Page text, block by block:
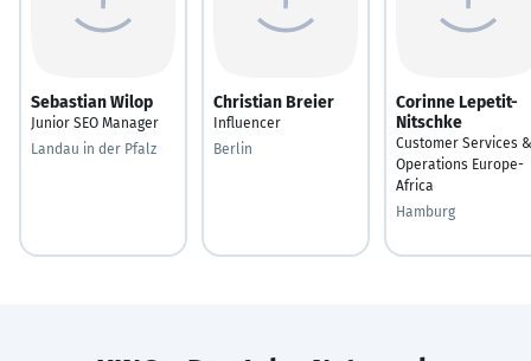
Sebastian Wilop
Junior SEO Manager
Landau in der Pfalz
Christian Breier
Influencer
Berlin
Corinne Lepetit-
Nitschke
Customer Services &
Operations Europe-
Africa
Hamburg